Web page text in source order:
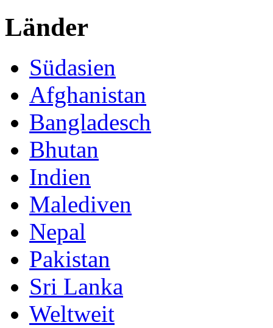
Länder
Südasien
Afghanistan
Bangladesch
Bhutan
Indien
Malediven
Nepal
Pakistan
Sri Lanka
Weltweit